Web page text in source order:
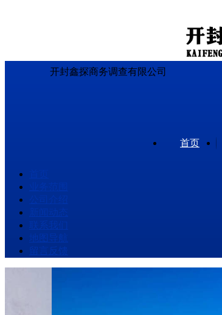
开封鑫探商务调查有限公司
首页
公司介绍
新闻动态
联系我们
地图导航
留言反馈